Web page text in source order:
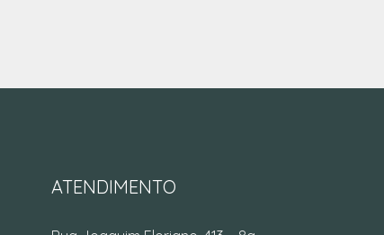
ATENDIMENTO